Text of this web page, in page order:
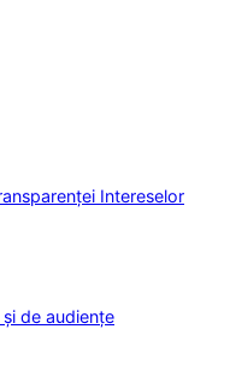
Intereselor
de audiențe